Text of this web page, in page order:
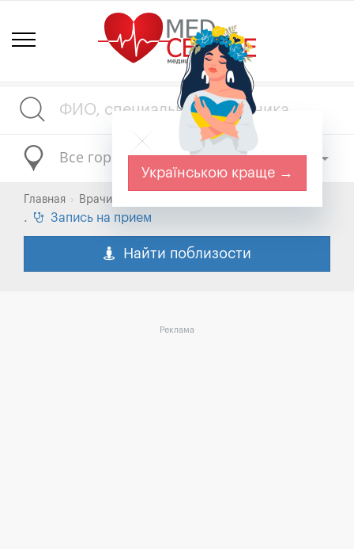
Все города
Главная Врачи Украины
. Запись на прием
Найти поблизости
Реклама
Українською краще →